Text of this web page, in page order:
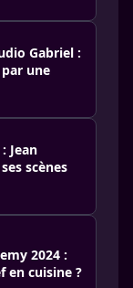
Gabriel :
une
Jean
scènes
2024 :
en cuisine ?